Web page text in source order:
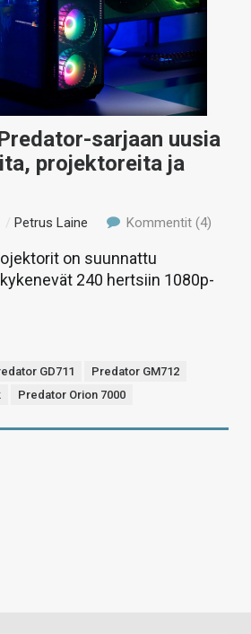
sarjaan uusia
projektoreita ja
/Petrus Laine Kommentit (4)
on suunnattu
240 hertsiin 1080p-
GD711
Predator GM712
Predator Orion 7000